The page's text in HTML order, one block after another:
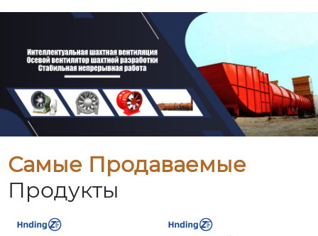
Самые Продаваемые
Продукты